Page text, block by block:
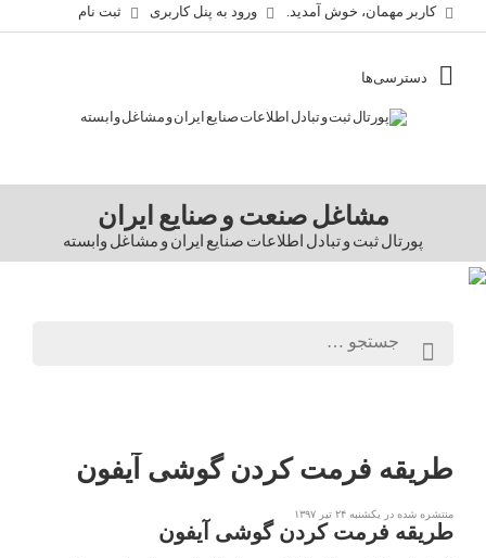
کاربر مهمان، خوش آمدید. ورود به پنل کاربری ثبت نام
مشاغل صنعت و صنایع ایران
پورتال ثبت و تبادل اطلاعات صنایع ایران و مشاغل وابسته
طریقه فرمت کردن گوشی آیفون
منتشره شده در یکشنبه ۲۴ تیر ۱۳۹۷
طریقه فرمت کردن گوشی آیفون